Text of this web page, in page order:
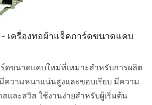
เครื่องทอผ้าแจ็คการ์ดขนาดแคบ
ดขนาดแคบใหม่ที่เหมาะสำหรับการผลิต
ความหนาแน่นสูงและขอบเรียบ มีความ
และสวิส ใช้งานง่ายสำหรับผู้เริ่มต้น